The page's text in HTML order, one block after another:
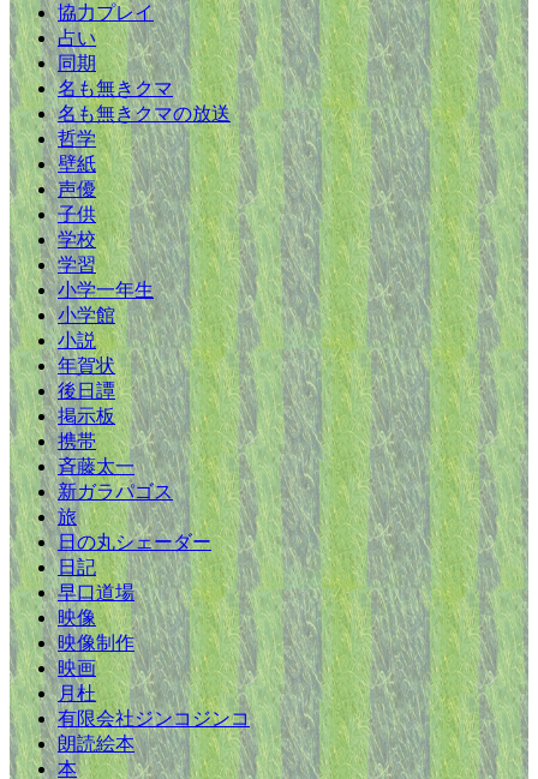
協力プレイ
占い
同期
名も無きクマ
名も無きクマの放送
哲学
壁紙
声優
子供
学校
学習
小学一年生
小学館
小説
年賀状
後日譚
掲示板
携帯
斉藤太一
新ガラパゴス
旅
日の丸シェーダー
日記
早口道場
映像
映像制作
映画
月杜
有限会社ジンコジンコ
朗読絵本
本